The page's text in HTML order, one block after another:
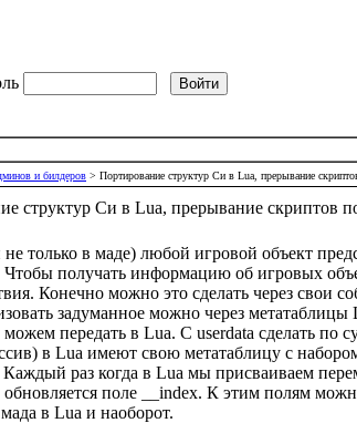
и билдеров > Портирование структур Си в Lua, прерывание
структур Си в Lua, прерывание скриптов
только в маде) любой игровой объект
получать информацию об игровых
Конечно можно это сделать через свои
задуманное можно через метатаблицы
передать в Lua. С userdata сделать по
в Lua имеют свою метатаблицу с
Каждый раз когда в Lua мы присваиваем
поле __ index. К этим полям
в Lua и наоборот.